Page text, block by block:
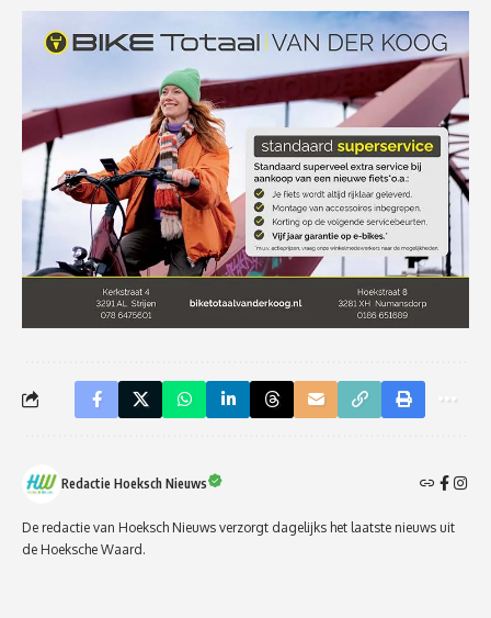
Redactie Hoeksch Nieuws
De redactie van Hoeksch Nieuws verzorgt dagelijks het laatste nieuws uit
de Hoeksche Waard.